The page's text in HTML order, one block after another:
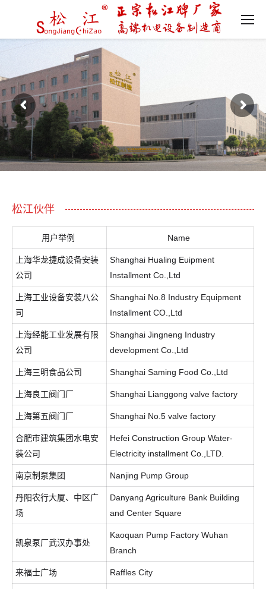
松江伙伴
用户举例 Name
上海华龙捷成设备安装
公司
Shanghai Hualing Euipment
Installment Co.,Ltd
上海工业设备安装八公
司
Shanghai No.8 Industry Equipment
Installment CO.,Ltd
上海经能工业发展有限
公司
Shanghai Jingneng Industry
development Co.,Ltd
上海三明食品公司 Shanghai Saming Food Co.,Ltd
上海良工阀门厂 Shanghai Lianggong valve factory
上海第五阀门厂 Shanghai No.5 valve factory
合肥市建筑集团水电安
装公司
Hefei Construction Group Water-
Electricity installment Co.,LTD.
南京制泵集团 Nanjing Pump Group
丹阳农行大厦、中区广
场
Danyang Agriculture Bank Building
and Center Square
凯泉泵厂武汉办事处
Kaoquan Pump Factory Wuhan
Branch
来福士广场 Raffles City